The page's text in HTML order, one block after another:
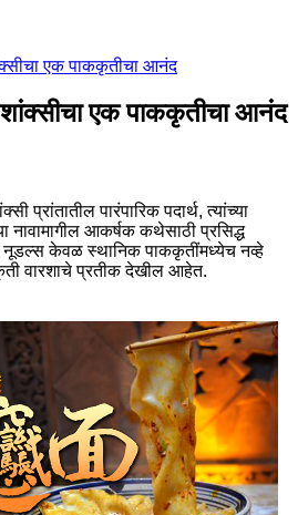
एक पाककृतीचा आनंद
शांक्सीचा एक पाककृतीचा आनंद
प्रांतातील पारंपारिक पदार्थ, त्यांच्या
नावामागील आकर्षक कथेसाठी प्रसिद्ध
केवळ स्थानिक पाककृतींमध्येच नव्हे
वारशाचे प्रतीक देखील आहेत.